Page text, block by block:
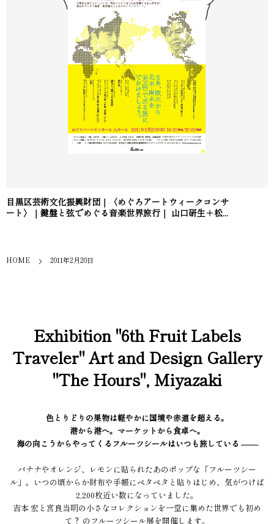
目黒区芸術文化振興財団｜〈めぐろアートウィークコンサ
ート〉｜鍵盤と弦でめぐる音楽世界旅行｜ 山口研生＋松...
HOME 2011年2月20日
Exhibition "6th Fruit Labels
Traveler" Art and Design Gallery
"The Hours", Miyazaki
色とりどりの果物は軽やかに国境や赤道を超える。
港から港へ。マーケットから食卓へ。
海の向こうからやってくるフルーツシールはいつも旅している ––––
バナナやオレンジ、レモンに貼られたあのポップな「フルーツシー
ル」。いつの頃からか財布や手帳にペタペタと貼りはじめ、気がつけば
2,200枚近い数になっていました。
吉本 宏と宮良当明の小さなコレクションを一堂に集めた世界でも初め
て？ のフルーツシール展を開催します。